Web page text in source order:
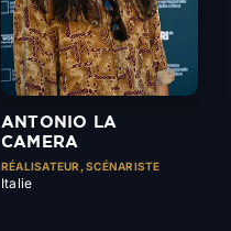
ANTONIO LA
CAMERA
RÉALISATEUR, SCÉNARISTE
Italie